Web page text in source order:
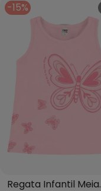
-15%
Regata Infantil Meia